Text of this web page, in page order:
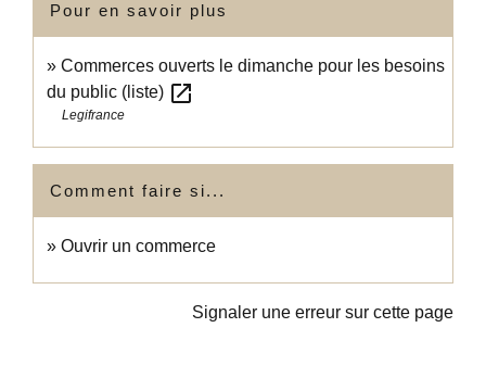
Pour en savoir plus
Commerces ouverts le dimanche pour les besoins
du public (liste) open_in_new
Legifrance
Comment faire si...
Ouvrir un commerce
Signaler une erreur sur cette page